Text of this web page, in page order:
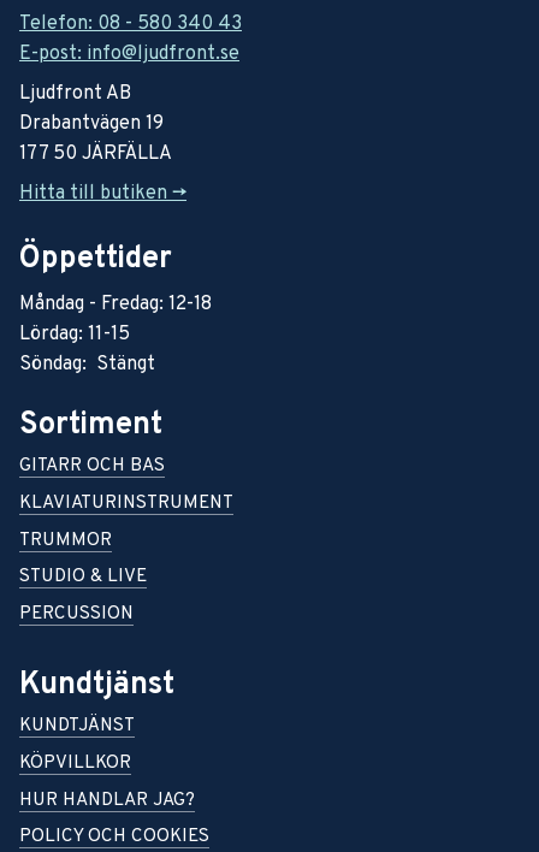
Telefon: 08 - 580 340 43
E-post: info@ljudfront.se
Ljudfront AB
Drabantvägen 19
177 50 JÄRFÄLLA
Hitta till butiken ->
Öppettider
Måndag - Fredag: 12-18
Lördag: 11-15
Söndag: Stängt
Sortiment
GITARR OCH BAS
KLAVIATURINSTRUMENT
TRUMMOR
STUDIO & LIVE
PERCUSSION
Kundtjänst
KUNDTJÄNST
KÖPVILLKOR
HUR HANDLAR JAG?
POLICY OCH COOKIES